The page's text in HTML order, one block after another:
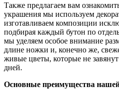
Также предлагаем вам
украшения мы используем
изготавливаем композиции
подбирая каждый бутон по
мы уделяем особое внимание
длине ножки и, конечно же,
живые цветы, которые не
дней.
Основные преимущества